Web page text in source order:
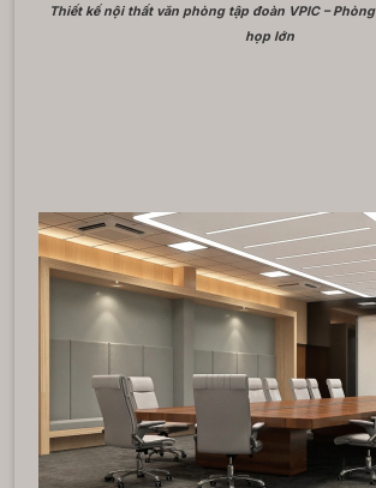
Thiết kế nội thất văn phòng tập đoàn VPIC –
họp lớn